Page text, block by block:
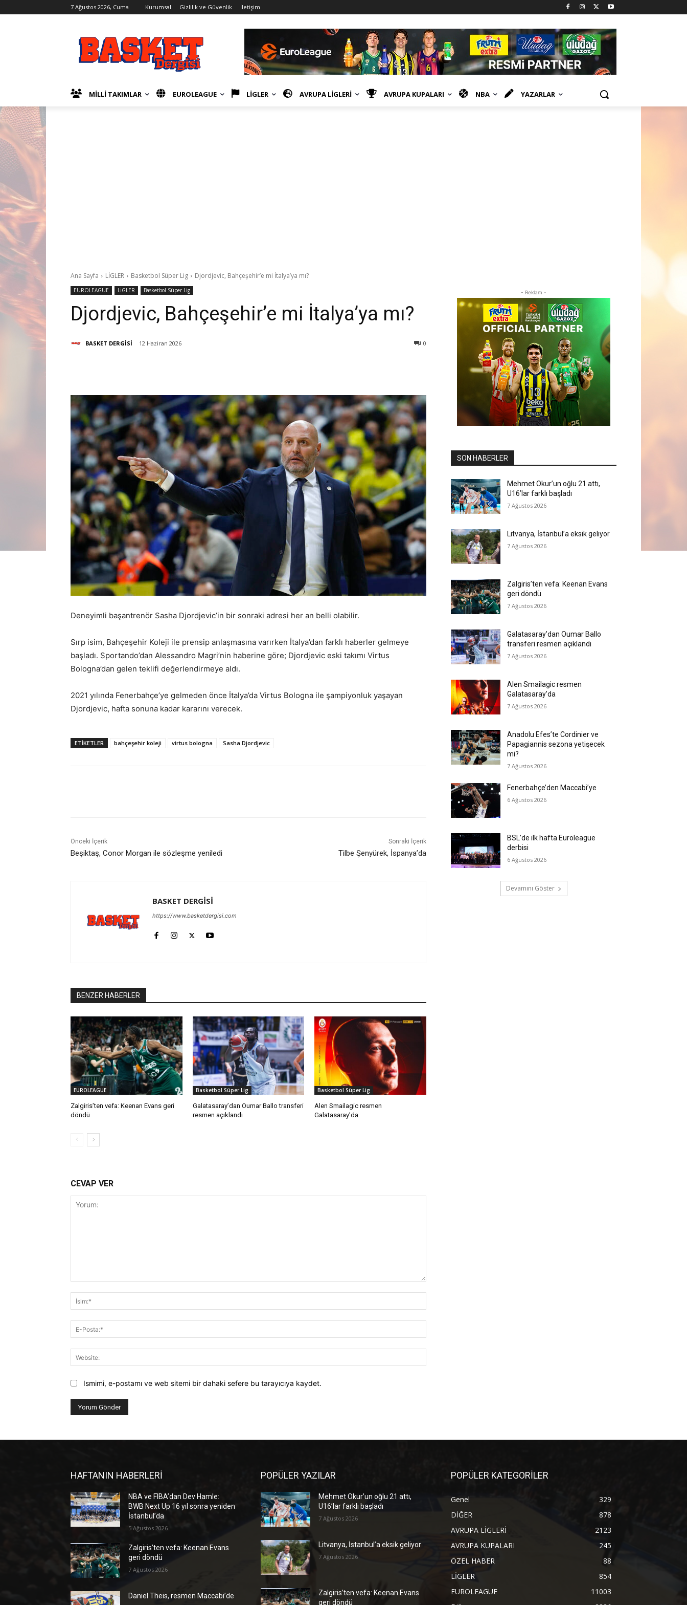
7 Ağustos 2026, Cuma Kurumsal Gizlilik ve Güvenlik İletişim
MİLLİ TAKIMLAR EUROLEAGUE LİGLER AVRUPA LİGLERİ AVRUPA KUPALARI NBA YAZARLAR
Ana Sayfa LİGLER Basketbol Süper Lig Djordjevic, Bahçeşehir’e mi İtalya’ya mı?
EUROLEAGUE LİGLER Basketbol Süper Lig
Djordjevic, Bahçeşehir’e mi İtalya’ya mı?
BASKET DERGİSİ 12 Haziran 2026 0
Deneyimli başantrenör Sasha Djordjevic’in bir sonraki adresi her an belli olabilir.
Sırp isim, Bahçeşehir Koleji ile prensip anlaşmasına varırken İtalya’dan farklı haberler gelmeye
başladı. Sportando’dan Alessandro Magri’nin haberine göre; Djordjevic eski takımı Virtus
Bologna’dan gelen teklifi değerlendirmeye aldı.
2021 yılında Fenerbahçe’ye gelmeden önce İtalya’da Virtus Bologna ile şampiyonluk yaşayan
Djordjevic, hafta sonuna kadar kararını verecek.
ETIKETLER bahçeşehir koleji virtus bologna Sasha Djordjevic
Önceki İçerik
Beşiktaş, Conor Morgan ile sözleşme yeniledi
Sonraki İçerik
Tilbe Şenyürek, İspanya’da
BASKET DERGİSİ
https://www.basketdergisi.com
BENZER HABERLER
EUROLEAGUE
Zalgiris’ten vefa: Keenan Evans geri
döndü
Basketbol Süper Lig
Galatasaray’dan Oumar Ballo transferi
resmen açıklandı
Basketbol Süper Lig
Alen Smailagic resmen
Galatasaray’da
CEVAP VER
Posta:*
Ismimi, e-postamı ve web sitemi bir dahaki sefere bu tarayıcıya kaydet.
- Reklam -
SON HABERLER
Mehmet Okur’un oğlu 21 attı,
U16’lar farklı başladı
7 Ağustos 2026
Litvanya, İstanbul’a eksik geliyor
7 Ağustos 2026
Zalgiris’ten vefa: Keenan Evans
geri döndü
7 Ağustos 2026
Galatasaray’dan Oumar Ballo
transferi resmen açıklandı
7 Ağustos 2026
Alen Smailagic resmen
Galatasaray’da
7 Ağustos 2026
Anadolu Efes’te Cordinier ve
Papagiannis sezona yetişecek
mi?
7 Ağustos 2026
Fenerbahçe’den Maccabi’ye
6 Ağustos 2026
BSL’de ilk hafta Euroleague
derbisi
6 Ağustos 2026
Devamını Göster
HAFTANIN HABERLERİ
NBA ve FIBA’dan Dev Hamle:
BWB Next Up 16 yıl sonra yeniden
İstanbul’da
5 Ağustos 2026
Zalgiris’ten vefa: Keenan Evans
geri döndü
7 Ağustos 2026
Daniel Theis, resmen Maccabi’de
POPÜLER YAZILAR
Mehmet Okur’un oğlu 21 attı,
U16’lar farklı başladı
7 Ağustos 2026
Litvanya, İstanbul’a eksik geliyor
7 Ağustos 2026
Zalgiris’ten vefa: Keenan Evans
geri döndü
POPÜLER KATEGORİLER
Genel
329
DİĞER
878
AVRUPA LİGLERİ
2123
AVRUPA KUPALARI
245
ÖZEL HABER
88
LİGLER
854
EUROLEAGUE
11003